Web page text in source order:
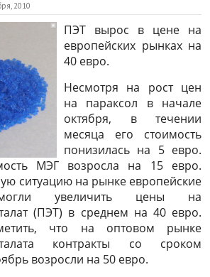
2010
ПЭТ вырос в цене на
европейских рынках на
40 евро.
Несмотря на рост цен
на параксол в начале
октября, в течении
месяца его стоимость
понизилась на 5 евро.
МЭГ возросла на 15 евро.
ситуацию на рынке европейские
увеличить цены на
(ПЭТ) в среднем на 40 евро.
что на оптовом рынке
контракты со сроком
возросли на 50 евро.